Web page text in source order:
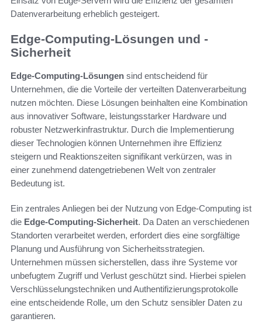
Datenverarbeitung erheblich gesteigert.
Edge-Computing-Lösungen und -
Sicherheit
Edge-Computing-Lösungen sind entscheidend für
Unternehmen, die die Vorteile der verteilten Datenverarbeitung
nutzen möchten. Diese Lösungen beinhalten eine Kombination
aus innovativer Software, leistungsstarker Hardware und
robuster Netzwerkinfrastruktur. Durch die Implementierung
dieser Technologien können Unternehmen ihre Effizienz
steigern und Reaktionszeiten signifikant verkürzen, was in
einer zunehmend datengetriebenen Welt von zentraler
Bedeutung ist.
Ein zentrales Anliegen bei der Nutzung von Edge-Computing ist
die Edge-Computing-Sicherheit. Da Daten an verschiedenen
Standorten verarbeitet werden, erfordert dies eine sorgfältige
Planung und Ausführung von Sicherheitsstrategien.
Unternehmen müssen sicherstellen, dass ihre Systeme vor
unbefugtem Zugriff und Verlust geschützt sind. Hierbei spielen
Verschlüsselungstechniken und Authentifizierungsprotokolle
eine entscheidende Rolle, um den Schutz sensibler Daten zu
garantieren.